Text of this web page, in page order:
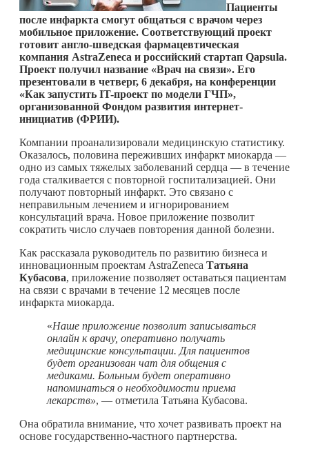
Пациенты
после инфаркта смогут общаться с врачом через
мобильное приложение. Соответствующий проект
готовит англо-шведская фармацевтическая
компания AstraZeneca и российский стартап Qapsula.
Проект получил название «Врач на связи». Его
презентовали в четверг, 6 декабря, на конференции
«Как запустить IT-проект по модели ГЧП»,
организованной Фондом развития интернет-
инициатив (ФРИИ).
Компании проанализировали медицинскую статистику.
Оказалось, половина переживших инфаркт миокарда —
одно из самых тяжелых заболеваний сердца — в течение
года сталкивается с повторной госпитализацией. Они
получают повторный инфаркт. Это связано с
неправильным лечением и игнорированием
консультаций врача. Новое приложение позволит
сократить число случаев повторения данной болезни.
Как рассказала руководитель по развитию бизнеса и
инновационным проектам AstraZeneca Татьяна
Кубасова, приложение позволяет оставаться пациентам
на связи с врачами в течение 12 месяцев после
инфаркта миокарда.
«Наше приложение позволит записываться
онлайн к врачу, оперативно получать
медицинские консультации. Для пациентов
будет организован чат для общения с
медиками. Больным будет оперативно
напоминаться о необходимости приема
лекарств», — отметила Татьяна Кубасова.
Она обратила внимание, что хочет развивать проект на
основе государственно-частного партнерства.